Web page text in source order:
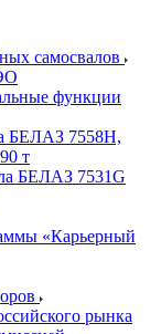
самосвалов
функции
БЕЛАЗ 7558H,
т
БЕЛАЗ 7531G
«Карьерный
рынка